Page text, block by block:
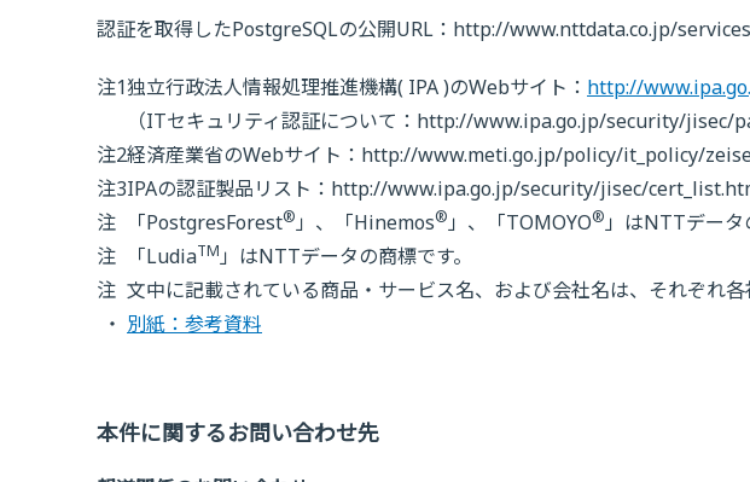
認証を取得したPostgreSQLの公開URL：http://www.nttdata.co.jp/
注1独立行政法人情報処理推進機構( IPA )のWebサイト： http://
（ITセキュリティ認証について：http://www.ipa.go.jp/security/jisec/
注2経済産業省のWebサイト：http://www.meti.go.jp/policy/it_policy/
注3IPAの認証製品リスト：http://www.ipa.go.jp/security/jisec/
注
「PostgresForest® 」、「Hinemos® 」、「TOMOYO® 」はNTTデータ
注
「LudiaTM 」はNTTデータの商標です。
注 文中に記載されている商品・サービス名、および会社名は、それぞれ各
別紙：参考資料
本件に関するお問い合わせ先